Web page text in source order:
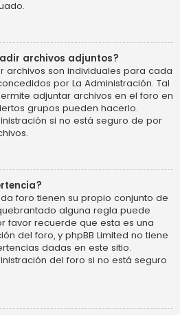
archivos adjuntos?
archivos son individuales para cada
por La Administración. Tal
adjuntar archivos en el foro en
grupos pueden hacerlo.
si no está seguro de por
foro tienen su propio conjunto de
alguna regla puede
favor recuerde que esta es una
del foro, y phpBB Limited no tiene
dadas en este sitio.
del foro si no está seguro